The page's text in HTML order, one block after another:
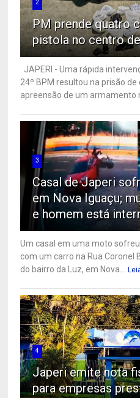
2
PM prende quatro
pistola no centro
JAPERI - Uma rápida
24º BPM resultou na prisão
apreensão de um armamento
3
Casal de Japeri
em Nova Iguaçu;
e homem está
Um casal em uma moto
com um carro na Rua Coronel
do bairro da Luz, em Nova...
4
Japeri emite nota
para empresas